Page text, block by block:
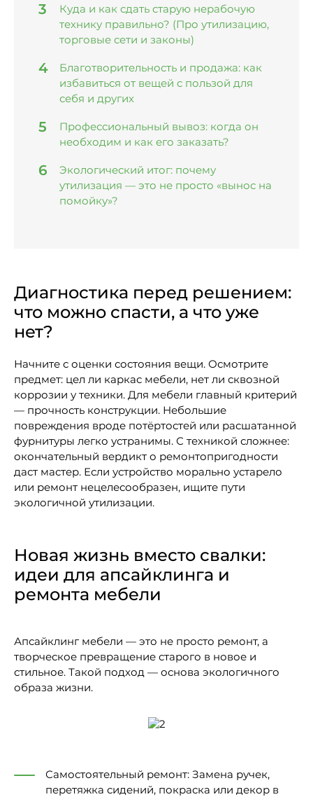
Куда и как сдать старую нерабочую
технику правильно? (Про утилизацию,
торговые сети и законы)
Благотворительность и продажа: как
избавиться от вещей с пользой для
себя и других
Профессиональный вывоз: когда он
необходим и как его заказать?
Экологический итог: почему
утилизация — это не просто «вынос на
помойку»?
Диагностика перед решением:
что можно спасти, а что уже
нет?
Начните с оценки состояния вещи. Осмотрите
предмет: цел ли каркас мебели, нет ли сквозной
коррозии у техники. Для мебели главный критерий
— прочность конструкции. Небольшие
повреждения вроде потёртостей или расшатанной
фурнитуры легко устранимы. С техникой сложнее:
окончательный вердикт о ремонтопригодности
даст мастер. Если устройство морально устарело
или ремонт нецелесообразен, ищите пути
экологичной утилизации.
Новая жизнь вместо свалки:
идеи для апсайклинга и
ремонта мебели
Апсайклинг мебели — это не просто ремонт, а
творческое превращение старого в новое и
стильное. Такой подход — основа экологичного
образа жизни.
Самостоятельный ремонт: Замена ручек,
перетяжка сидений, покраска или декор в